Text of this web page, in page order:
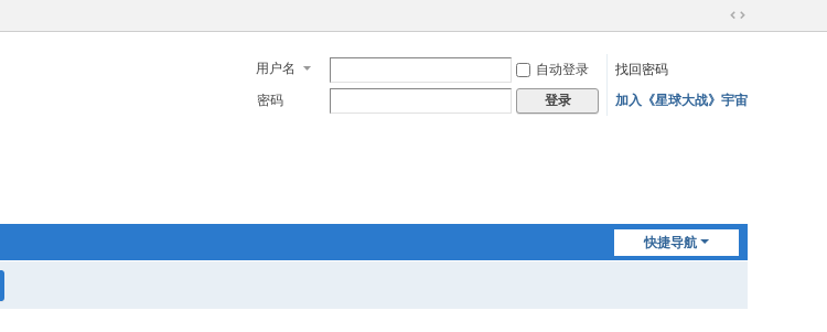
切
宽
用户名 自动登录
找回密码
密码
登录 加入《星球大战》宇宙
快捷导航